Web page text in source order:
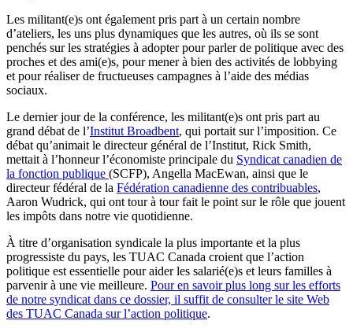
Les militant(e)s ont également pris part à un certain nombre
d’ateliers, les uns plus dynamiques que les autres, où ils se sont
penchés sur les stratégies à adopter pour parler de politique avec des
proches et des ami(e)s, pour mener à bien des activités de lobbying
et pour réaliser de fructueuses campagnes à l’aide des médias
sociaux.
Le dernier jour de la conférence, les militant(e)s ont pris part au
grand débat de l’Institut Broadbent, qui portait sur l’imposition. Ce
débat qu’animait le directeur général de l’Institut, Rick Smith,
mettait à l’honneur l’économiste principale du Syndicat canadien de
la fonction publique (SCFP), Angella MacEwan, ainsi que le
directeur fédéral de la Fédération canadienne des contribuables,
Aaron Wudrick, qui ont tour à tour fait le point sur le rôle que jouent
les impôts dans notre vie quotidienne.
À titre d’organisation syndicale la plus importante et la plus
progressiste du pays, les TUAC Canada croient que l’action
politique est essentielle pour aider les salarié(e)s et leurs familles à
parvenir à une vie meilleure. Pour en savoir plus long sur les efforts
de notre syndicat dans ce dossier, il suffit de consulter le site Web
des TUAC Canada sur l’action politique.